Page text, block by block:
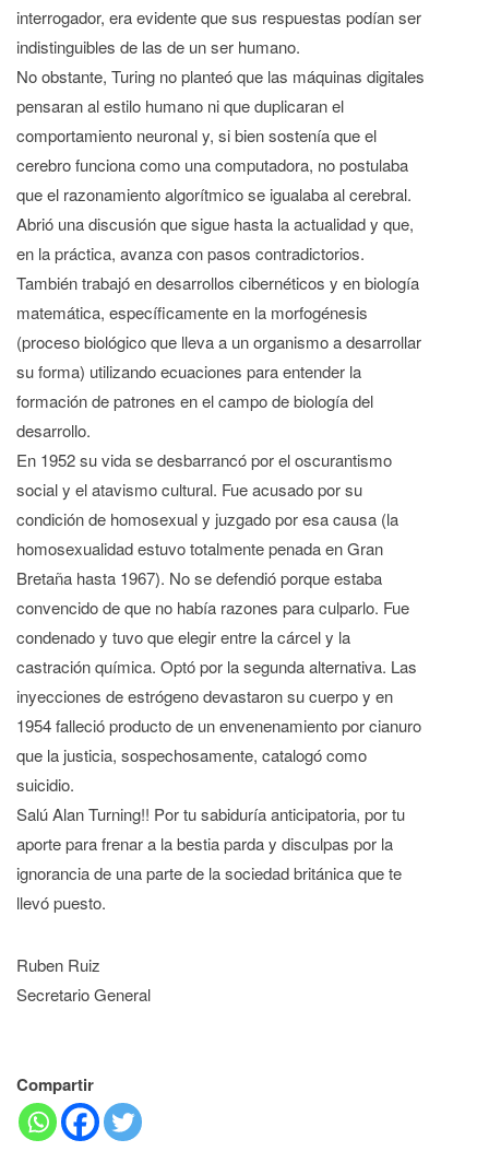
interrogador, era evidente que sus respuestas podían ser
indistinguibles de las de un ser humano.
No obstante, Turing no planteó que las máquinas digitales
pensaran al estilo humano ni que duplicaran el
comportamiento neuronal y, si bien sostenía que el
cerebro funciona como una computadora, no postulaba
que el razonamiento algorítmico se igualaba al cerebral.
Abrió una discusión que sigue hasta la actualidad y que,
en la práctica, avanza con pasos contradictorios.
También trabajó en desarrollos cibernéticos y en biología
matemática, específicamente en la morfogénesis
(proceso biológico que lleva a un organismo a desarrollar
su forma) utilizando ecuaciones para entender la
formación de patrones en el campo de biología del
desarrollo.
En 1952 su vida se desbarrancó por el oscurantismo
social y el atavismo cultural. Fue acusado por su
condición de homosexual y juzgado por esa causa (la
homosexualidad estuvo totalmente penada en Gran
Bretaña hasta 1967). No se defendió porque estaba
convencido de que no había razones para culparlo. Fue
condenado y tuvo que elegir entre la cárcel y la
castración química. Optó por la segunda alternativa. Las
inyecciones de estrógeno devastaron su cuerpo y en
1954 falleció producto de un envenenamiento por cianuro
que la justicia, sospechosamente, catalogó como
suicidio.
Salú Alan Turning!! Por tu sabiduría anticipatoria, por tu
aporte para frenar a la bestia parda y disculpas por la
ignorancia de una parte de la sociedad británica que te
llevó puesto.
Ruben Ruiz
Secretario General
Compartir